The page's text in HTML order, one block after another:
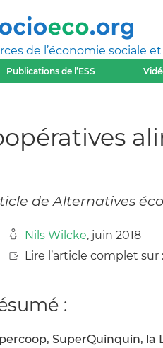
de l’économie sociale
Publications de l’ESS
de Alternatives
Nils Wilcke, juin 2018
Lire l’article complet sur :
:
SuperQuinquin, la